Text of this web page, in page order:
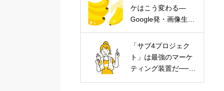
ケはこう変わる―
Google発・画像生成
戦略
「サブ4プロジェク
ト」は最強のマーケ
ティング装置だ──走